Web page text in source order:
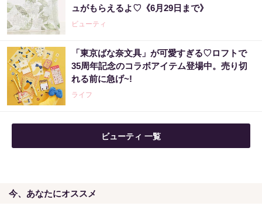
ュがもらえるよ♡《6月29日まで》
ビューティ
「東京ばな奈文具」が可愛すぎる♡ロフトで
35周年記念のコラボアイテム登場中。売り切
れる前に急げ~!
ライフ
ビューティ 一覧
今、あなたにオススメ